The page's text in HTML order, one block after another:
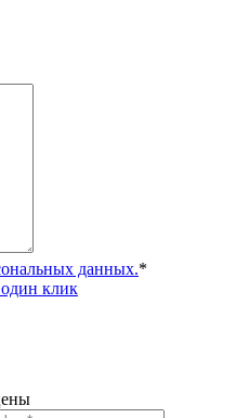
данных.*
клик